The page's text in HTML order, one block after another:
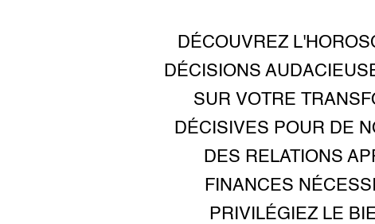
DÉCOUVREZ
DÉCISIONS
SUR VOTRE
DÉCISIVES POUR DE
DES RELATIONS
FINANCES
PRIVILÉGIEZ LE